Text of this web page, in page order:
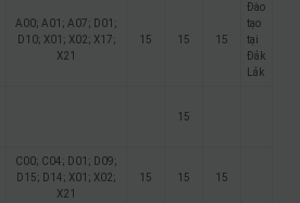
A00; A01; A07; D01;
D10; X01; X02; X17;
X21
15 15 15
Đào
tạo
tại
Đắk
Lắk
15
C00; C04; D01; D09;
D15; D14; X01; X02;
X21
15 15 15